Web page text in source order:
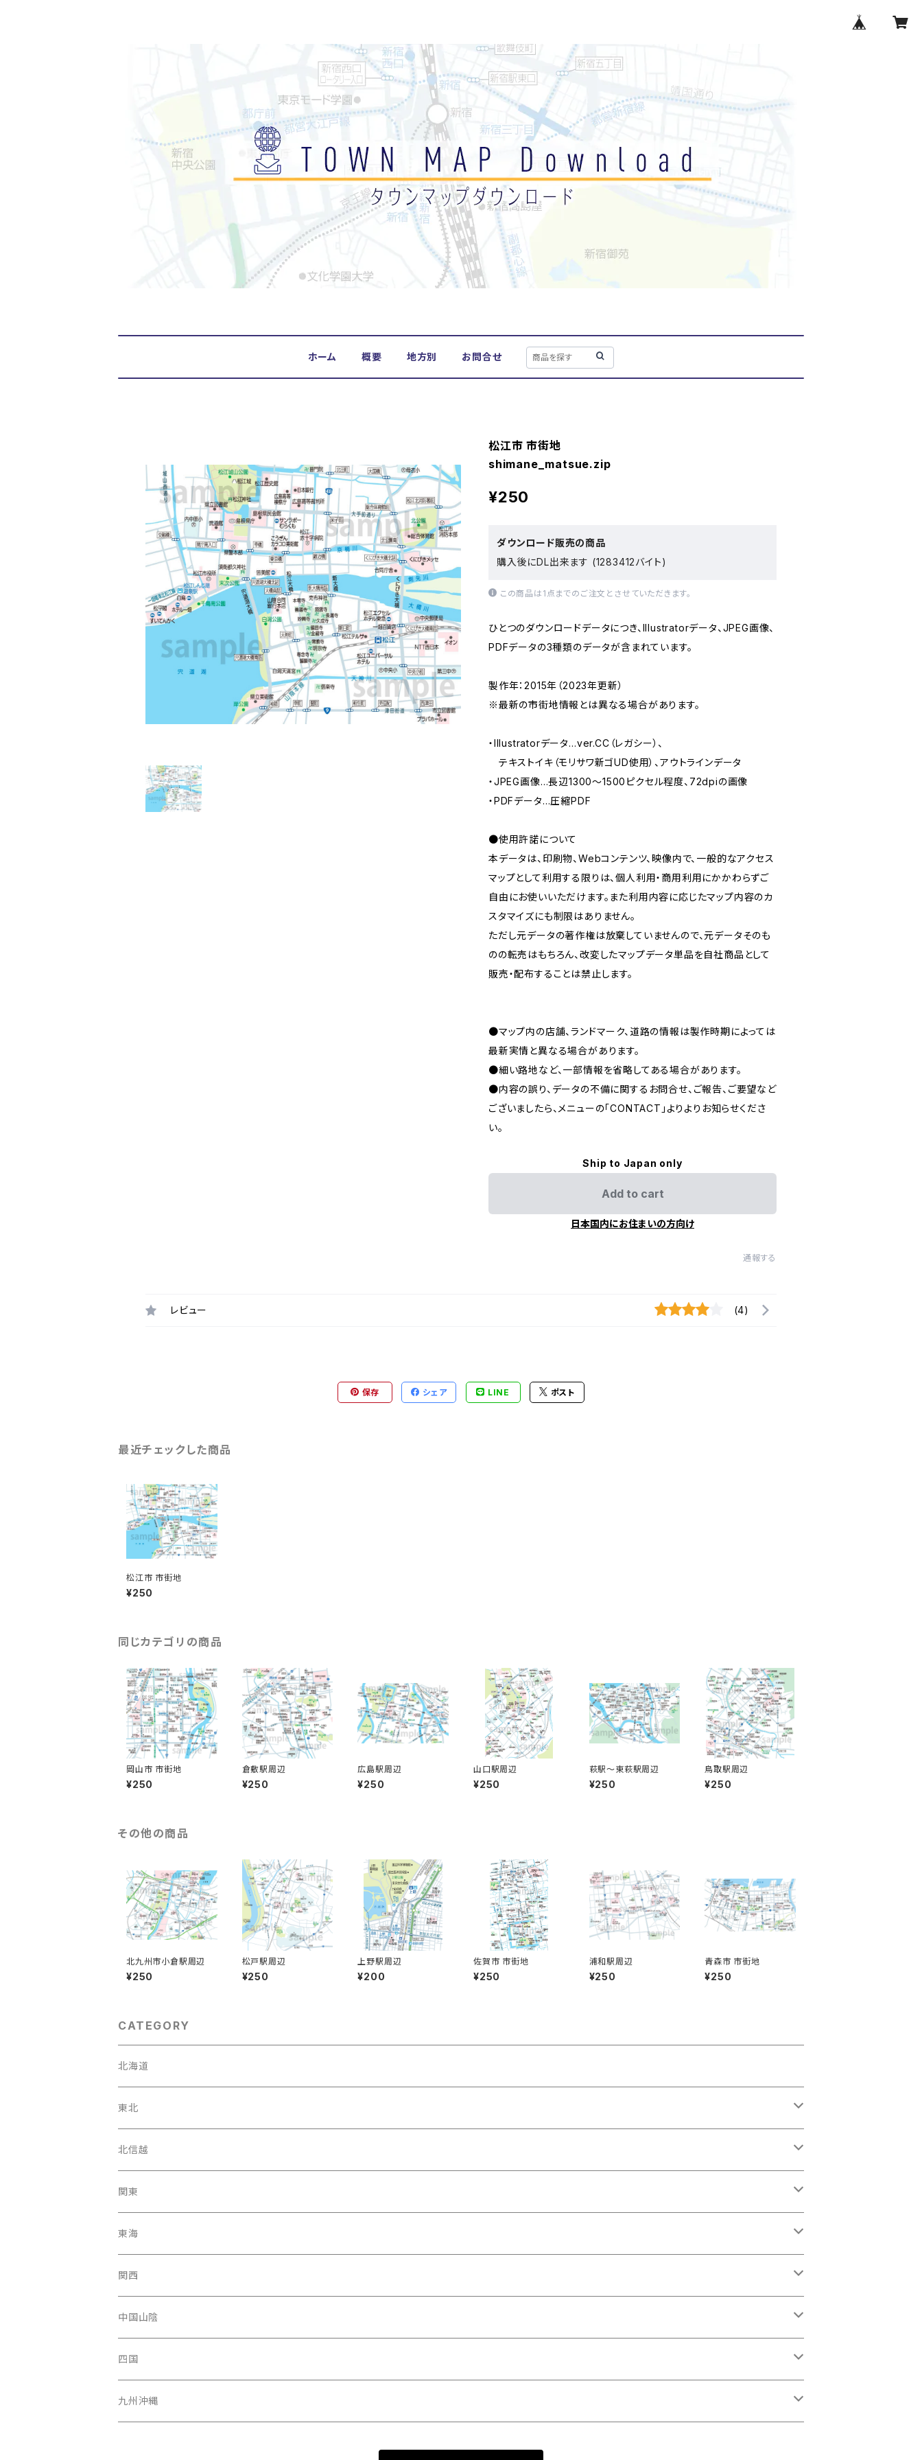
ホーム 概要 地方別 お問合せ
松江市 市街地
shimane_matsue.zip
¥250
ダウンロード販売の商品
購入後にDL出来ます (1283412バイト)
この商品は1点までのご注文とさせていただきます。
ひとつのダウンロードデータにつき、Illustratorデータ、JPEG画像、
PDFデータの3種類のデータが含まれています。
製作年：2015年（2023年更新）
※最新の市街地情報とは異なる場合があります。
・Illustratorデータ…ver.CC（レガシー）、
テキストイキ（モリサワ新ゴUD使用）、アウトラインデータ
・JPEG画像…長辺1300～1500ピクセル程度、72dpiの画像
・PDFデータ…圧縮PDF
●使用許諾について
本データは、印刷物、Webコンテンツ、映像内で、一般的なアクセス
マップとして利用する限りは、個人利用・商用利用にかかわらずご
自由にお使いいただけます。また利用内容に応じたマップ内容のカ
スタマイズにも制限はありません。
ただし元データの著作権は放棄していませんので、元データそのも
のの転売はもちろん、改変したマップデータ単品を自社商品として
販売・配布することは禁止します。
●マップ内の店舗、ランドマーク、道路の情報は製作時期によっては
最新実情と異なる場合があります。
●細い路地など、一部情報を省略してある場合があります。
●内容の誤り、データの不備に関するお問合せ、ご報告、ご要望など
ございましたら、メニューの「CONTACT」よりよりお知らせくださ
い。
Ship to Japan only
Add to cart
日本国内にお住まいの方向け
通報する
レビュー (4)
保存 シェア LINE ポスト
最近チェックした商品
松江市 市街地
¥250
同じカテゴリの商品
岡山市 市街地
¥250
倉敷駅周辺
¥250
広島駅周辺
¥250
山口駅周辺
¥250
萩駅〜東萩駅周辺
¥250
鳥取駅周辺
¥250
その他の商品
北九州市小倉駅周辺
¥250
松戸駅周辺
¥250
上野駅周辺
¥200
佐賀市 市街地
¥250
浦和駅周辺
¥250
青森市 市街地
¥250
CATEGORY
北海道
東北
宮城県
岩手県
福島県
青森県
秋田県
山形県
北信越
石川県
富山駅
新潟県
長野県
福井県
関東
東京都
神奈川県
千葉県
埼玉県
茨城県
東海
愛知県
静岡県
三重県
岐阜県
関西
大阪府
京都府
兵庫県
中国山陰
広島県
岡山県
四国
高知県
九州沖縄